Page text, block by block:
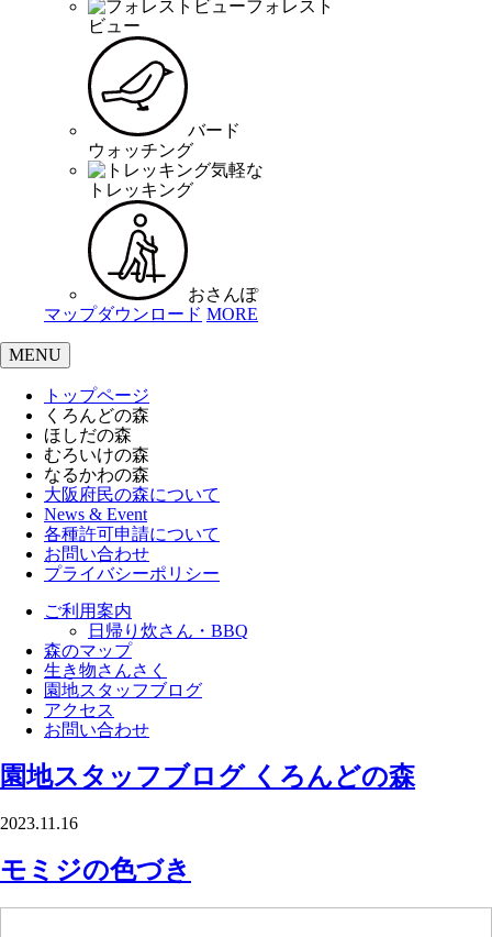
フォレスト
ビュー
バード
ウォッチング
気軽な
トレッキング
おさんぽ
マップダウンロード MORE
MENU
トップページ
くろんどの森
ほしだの森
むろいけの森
なるかわの森
大阪府民の森について
News & Event
各種許可申請について
お問い合わせ
プライバシーポリシー
ご利用案内
日帰り炊さん・BBQ
森のマップ
生き物さんさく
園地スタッフブログ
アクセス
お問い合わせ
園地スタッフブログ くろんどの森
2023.11.16
モミジの色づき